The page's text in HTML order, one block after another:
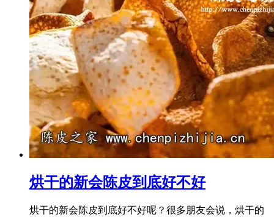
烘干的新会陈皮到底好不好
烘干的新会陈皮到底好不好呢？很多朋友会说，烘干的